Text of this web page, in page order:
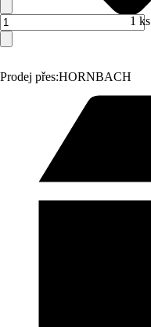
Prodej přes:HORNBACH
1 ks